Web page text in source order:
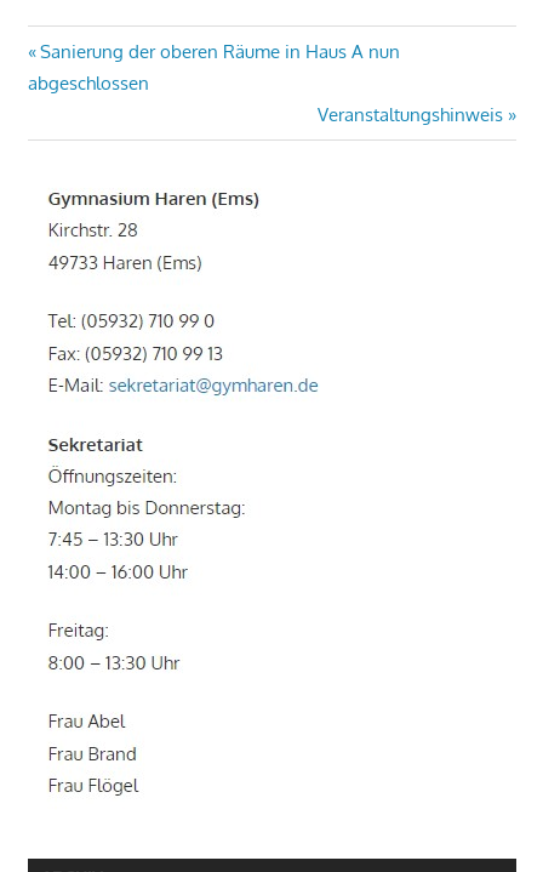
Beitragsnavigation
Vorheriger
Beitrag:
Sanierung der oberen Räume in Haus A nun
abgeschlossen
Nächster
Beitrag:
Veranstaltungshinweis